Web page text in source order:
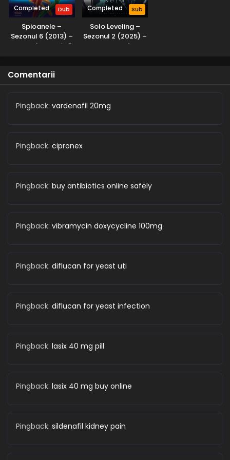
Completed Dub
Spioanele –
Sezonul 6 (2013) –
Dublat în Română
Completed Sub
Solo Leveling –
Sezonul 2 (2025) –
Subtitrat în
Comentarii
Pingback: vardenafil 20mg
Pingback: cipronex
Pingback: buy antibiotics online safely
Pingback: vibramycin doxycycline 100mg
Pingback: diflucan for yeast uti
Pingback: diflucan for yeast infection
Pingback: lasix 40 mg pill
Pingback: lasix 40 mg buy online
Pingback: sildenafil kidney pain